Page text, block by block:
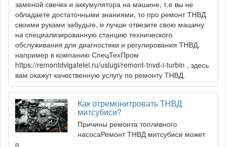
заменой свечек и аккумулятора на машине, т.е вы не
обладаете достаточными знаниями, то про ремонт ТНВД
своими руками забудьте, и лучше отвезите свою машину
на специализированную станцию технического
обслуживания для диагностики и регулирования ТНВД,
например в компанию СпецТехПром
https://remontdvigatelei.ru/uslugi/remont-tnvd-i-turbin , здесь
вам окажут качественную услугу по ремонту ТНВД.
Как отремонитровать ТНВД
митсубиси?
Причины ремонта топливного
насосаРемонт ТНВД митсубиси может
п